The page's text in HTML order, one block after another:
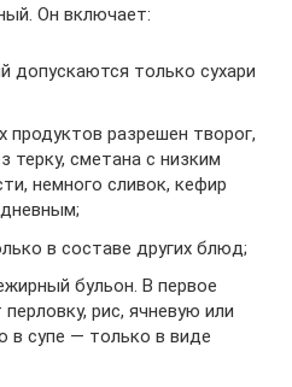
Он включает:
допускаются только сухари
продуктов разрешен творог,
терку, сметана с низким
немного сливок, кефир
в составе других блюд;
бульон. В первое
рис, ячневую или
в супе — только в виде